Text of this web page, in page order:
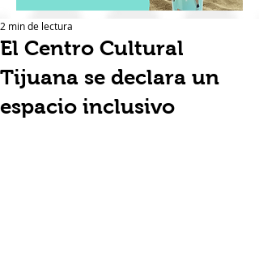
El Centro Cultural
Tijuana se declara un
espacio inclusivo
2 min de lectura